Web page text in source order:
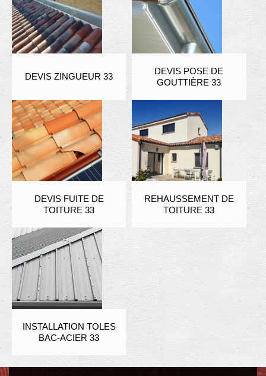
DEVIS ZINGUEUR 33
DEVIS POSE DE
GOUTTIÈRE 33
DEVIS FUITE DE
TOITURE 33
REHAUSSEMENT DE
TOITURE 33
INSTALLATION TOLES
BAC-ACIER 33